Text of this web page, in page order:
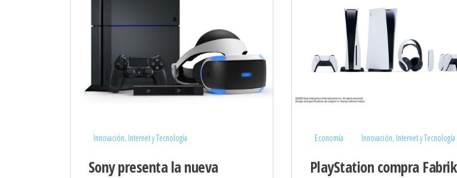
Innovación, Internet y Tecnología
Sony presenta la nueva
Economía Innovación, Internet y Tecnología
PlayStation compra Fabrik